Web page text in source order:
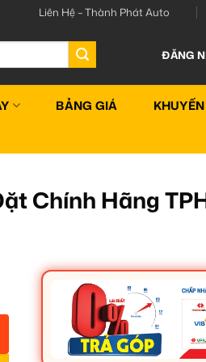
Liên Hệ – Thành Phát Auto
ĐĂNG
BẢNG GIÁ
Chính Hãng